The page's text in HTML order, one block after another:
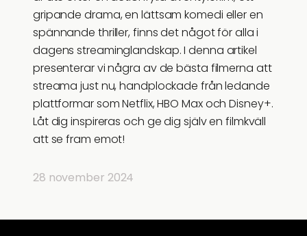
gripande drama, en lättsam komedi eller en
spännande thriller, finns det något för alla i
dagens streaminglandskap. I denna artikel
presenterar vi några av de bästa filmerna att
streama just nu, handplockade från ledande
plattformar som Netflix, HBO Max och Disney+.
Låt dig inspireras och ge dig själv en filmkväll
att se fram emot!
28 november 2024